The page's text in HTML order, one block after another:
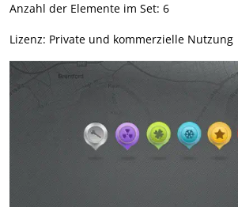
Anzahl der Elemente im Set: 6
Lizenz: Private und kommerzielle Nutzung